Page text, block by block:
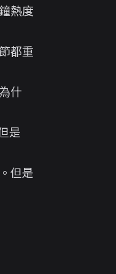
熱度
都重
什
是
但是